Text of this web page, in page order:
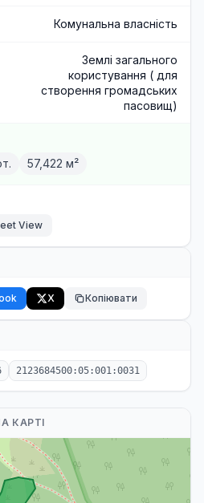
Комунальна власність
Землі загального
користування ( для
створення громадських
пасовищ)
57,422 м²
View
X Копіювати
2123684500:05:001:0031
КАРТІ